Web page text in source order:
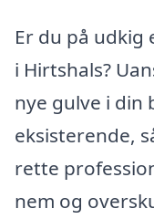
Er du på
i Hirtshals?
nye gulve i din
eksisterende,
rette
nem og